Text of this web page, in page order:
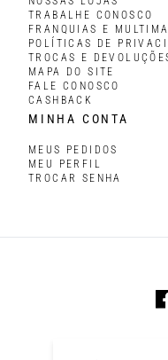
TRABALHE CONOSCO
FRANQUIAS E
POLÍTICAS DE
TROCAS E
MAPA DO SITE
FALE CONOSCO
CASHBACK
MINHA CONTA
MEUS PEDIDOS
MEU PERFIL
TROCAR SENHA